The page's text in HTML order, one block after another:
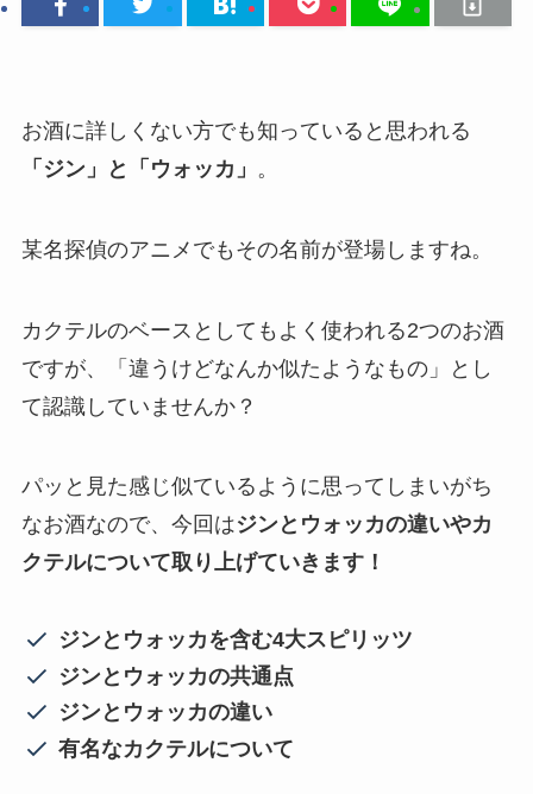
お酒に詳しくない方でも知っていると思われる
「ジン」と「ウォッカ」 。
某名探偵のアニメでもその名前が登場しますね。
カクテルのベースとしてもよく使われる2つのお酒
ですが、「違うけどなんか似たようなもの」とし
て認識していませんか？
パッと見た感じ似ているように思ってしまいがち
なお酒なので、今回はジンとウォッカの違いやカ
クテルについて取り上げていきます！
ジンとウォッカを含む4大スピリッツ
ジンとウォッカの共通点
ジンとウォッカの違い
有名なカクテルについて